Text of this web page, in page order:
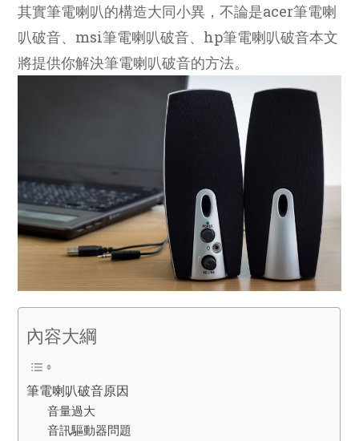
其實筆電喇叭的構造大同小異，不論是acer筆電喇
叭破音、msi筆電喇叭破音、hp筆電喇叭破音本文
將提供你解決筆電喇叭破音的方法。
內容大綱
筆電喇叭破音原因
音量過大
音訊驅動器問題